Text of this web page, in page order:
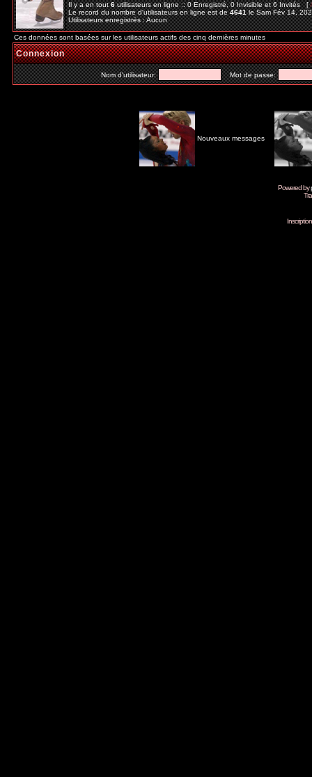
Il y a en tout6utilisateurs en ligne :: 0 Enregistré, 0 Invisible et 6 Invités [
Le record du nombre d'utilisateurs en ligne est de4641le Sam Fév 14,
Utilisateurs enregistrés : Aucun
Ces données sont basées sur les utilisateurs actifs des cinq dernières minutes
Connexion
Nom d'utilisateur: Mot de passe:
Nouveaux messages
Powered by